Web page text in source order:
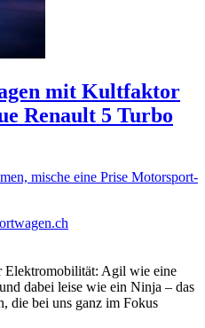
mit Kultfaktor
Renault 5 Turbo
mische eine Prise Motorsport-
Elektromobilität: Agil wie eine
dabei leise wie ein Ninja – das
die bei uns ganz im Fokus